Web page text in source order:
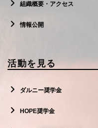
組織概要・アクセス
情報公開
活動を見る
ダルニー奨学金
HOPE奨学金